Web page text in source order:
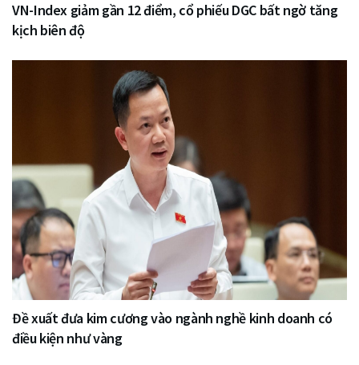
VN-Index giảm gần 12 điểm, cổ phiếu DGC bất ngờ tăng
kịch biên độ
Đề xuất đưa kim cương vào ngành nghề kinh doanh có
điều kiện như vàng